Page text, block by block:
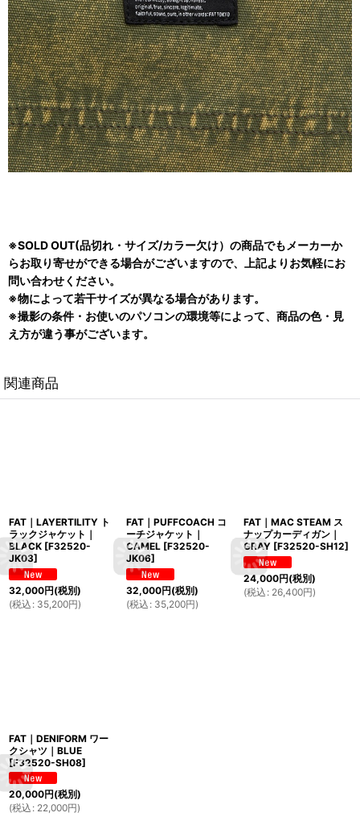
※SOLD OUT(品切れ・サイズ/カラー欠け）の商品でもメーカーか
らお取り寄せができる場合がございますので、上記よりお気軽にお
問い合わせください。
※物によって若干サイズが異なる場合があります。
※撮影の条件・お使いのパソコンの環境等によって、商品の色・見
え方が違う事がございます。
関連商品
FAT｜LAYERTILITY ト
ラックジャケット｜
BLACK [F32520-
JK03]
32,000円(税別)
(税込 : 35,200円)
FAT｜PUFFCOACH コ
ーチジャケット｜
CAMEL [F32520-
JK06]
32,000円(税別)
(税込 : 35,200円)
FAT｜MAC STEAM ス
ナップカーディガン｜
GRAY [F32520-SH12]
24,000円(税別)
(税込 : 26,400円)
FAT｜DENIFORM ワー
クシャツ｜BLUE
[F32520-SH08]
20,000円(税別)
(税込 : 22,000円)